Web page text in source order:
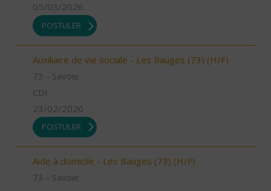
05/03/2026
POSTULER
Auxiliaire de vie sociale - Les Bauges (73) (H/F)
73 - Savoie
CDI
23/02/2026
POSTULER
Aide à domicile - Les Bauges (73) (H/F)
73 - Savoie